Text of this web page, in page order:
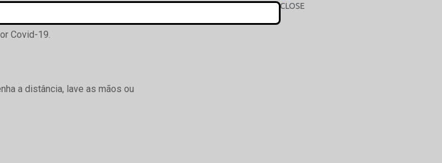
tem agora 26915 pacientes
Covid-19.
a distância, lave as mãos ou